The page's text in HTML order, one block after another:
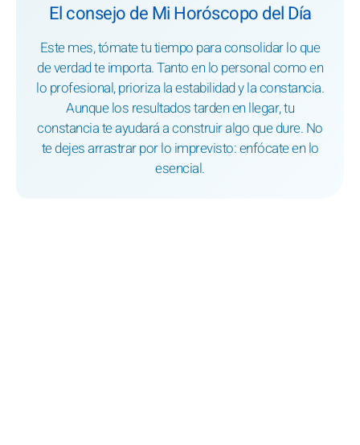
El consejo de Mi Horóscopo del Día
Este mes, tómate tu tiempo para consolidar lo que
de verdad te importa. Tanto en lo personal como en
lo profesional, prioriza la estabilidad y la constancia.
Aunque los resultados tarden en llegar, tu
constancia te ayudará a construir algo que dure. No
te dejes arrastrar por lo imprevisto: enfócate en lo
esencial.